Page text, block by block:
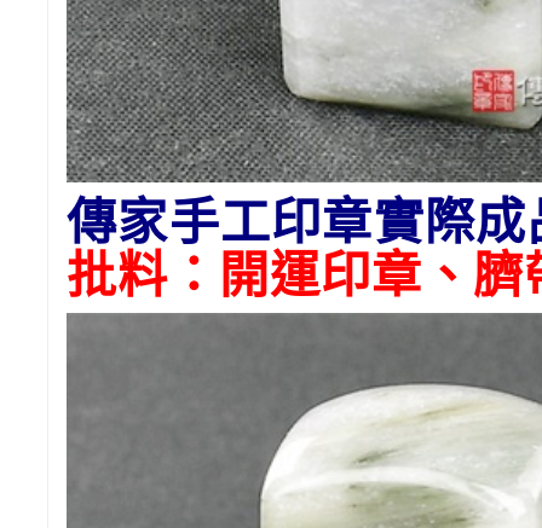
傳家手工印章實際成
批料：開運印章、